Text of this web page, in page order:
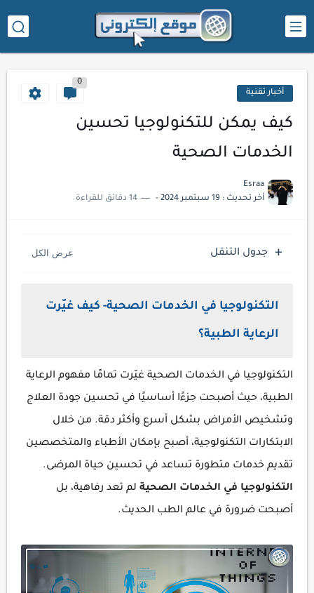
أخبار تقنية
0
كيف يمكن للتكنولوجيا تحسين
الخدمات الصحية
Esraa
أخر تحديث : 19 سبتمبر 2024 - 14 دقائق للقراءة
جدول التنقل
التكنولوجيا في الخدمات الصحية- كيف غيّرت
الرعاية الطبية؟
التكنولوجيا في الخدمات الصحية غيّرت تمامًا مفهوم الرعاية
الطبية، حيث أصبحت جزءًا أساسيًا في تحسين جودة العلاج
وتشخيص الأمراض بشكل أسرع وأكثر دقة. من خلال
الابتكارات التكنولوجية، أصبح بإمكان الأطباء والمتخصصين
تقديم خدمات متطورة تساعد في تحسين حياة المرضى.
التكنولوجيا في الخدمات الصحيةلم تعد رفاهية، بل
أصبحت ضرورة في عالم الطب الحديث.